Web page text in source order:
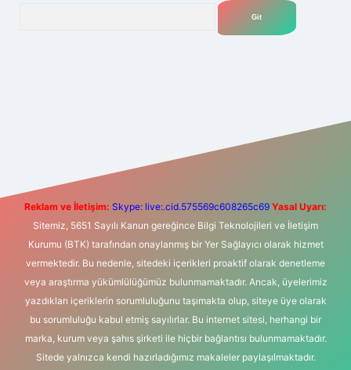
m elexbet
Reklam ve İletişim: Skype: live:.cid.575569c608265c69 Yasal Uyarı:
Sitemiz, 5651 Sayılı Kanun gereğince Bilgi Teknolojileri ve İletişim
Kurumu (BTK) tarafından onaylanmış bir Yer Sağlayıcı olarak hizmet
vermektedir. Bu nedenle, sitedeki içerikleri proaktif olarak denetleme
veya araştırma yükümlülüğümüz bulunmamaktadır. Ancak, üyelerimiz
yazdıkları içeriklerin sorumluluğunu taşımakta olup, siteye üye olarak
bu sorumluluğu kabul etmiş sayılırlar. Bu internet sitesi, herhangi bir
marka, kurum veya şahıs şirketi ile hiçbir bağlantısı bulunmamaktadır.
Sitede yalnızca kendi hazırladığımız makaleler paylaşılmaktadır.